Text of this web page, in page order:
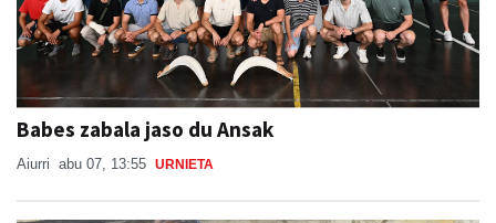
Babes zabala jaso du Ansak
Aiurri abu 07, 13:55 URNIETA